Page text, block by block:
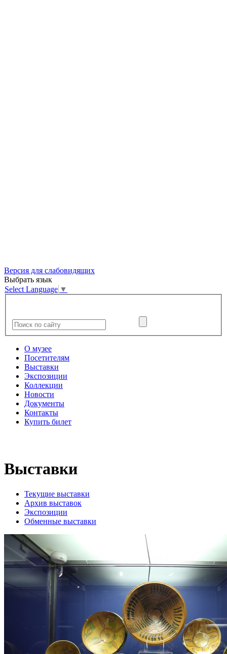
Версия для слабовидящих
Выбрать язык
Select Language ▼
О музее
Посетителям
Выставки
Экспозиции
Коллекции
Новости
Документы
Контакты
Купить билет
Выставки
Текущие выставки
Архив выставок
Экспозиции
Обменные выставки